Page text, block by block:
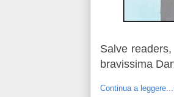
Salve
bravissima
Continua a